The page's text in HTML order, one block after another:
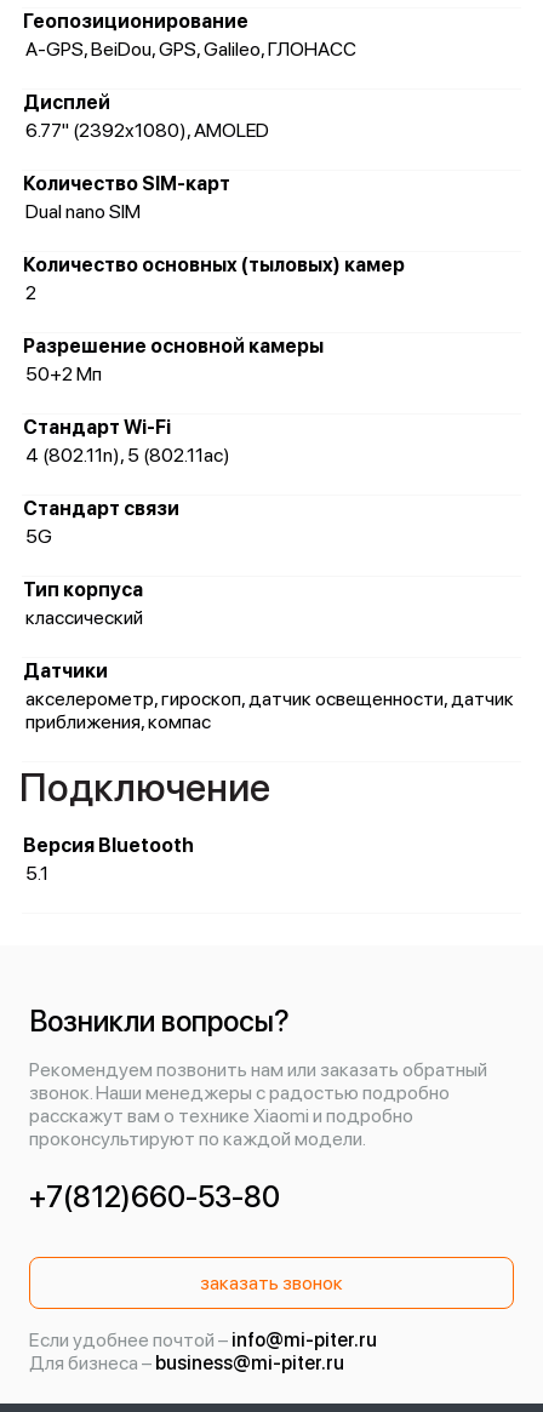
Геопозиционирование
A-GPS, BeiDou, GPS, Galileo, ГЛОНАСС
Дисплей
6.77" (2392x1080), AMOLED
Количество SIM-карт
Dual nano SIM
Количество основных (тыловых) камер
2
Разрешение основной камеры
50+2 Мп
Стандарт Wi-Fi
4 (802.11n), 5 (802.11ac)
Стандарт связи
5G
Тип корпуса
классический
Датчики
акселерометр, гироскоп, датчик освещенности, датчик
приближения, компас
Подключение
Версия Bluetooth
5.1
Возникли вопросы?
Рекомендуем позвонить нам или заказать обратный
звонок. Наши менеджеры с радостью подробно
расскажут вам о технике Xiaomi и подробно
проконсультируют по каждой модели.
+7(812)660-53-80
заказать звонок
Если удобнее почтой – info@mi-piter.ru
Для бизнеса – business@mi-piter.ru